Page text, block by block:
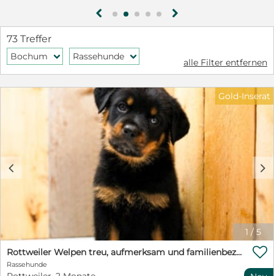
g h
73 Treffer
Bochum f Rassehunde f
alle Filter entfernen
1 / 5
c d
Gold-Inserat
Rottweiler Welpen treu, aufmerksam und familienbezogen
Rassehunde
